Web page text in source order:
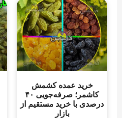
خرید عمده کشمش
کاشمر؛ صرفه‌جویی ۴۰
درصدی با خرید مستقیم از
بازار